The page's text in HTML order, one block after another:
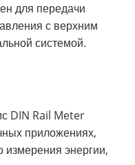
для передачи
с верхним
системой.
DIN Rail Meter
приложениях,
измерения энергии,